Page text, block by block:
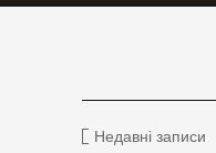
Недавні записи